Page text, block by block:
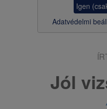
Igen
Adatvédelmi
Jól